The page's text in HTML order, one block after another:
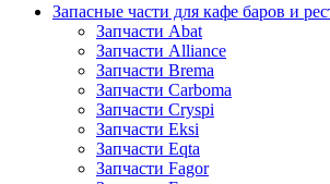
Запасные части для кафе баров и
Запчасти Abat
Запчасти Alliance
Запчасти Brema
Запчасти Carboma
Запчасти Cryspi
Запчасти Eksi
Запчасти Eqta
Запчасти Fagor